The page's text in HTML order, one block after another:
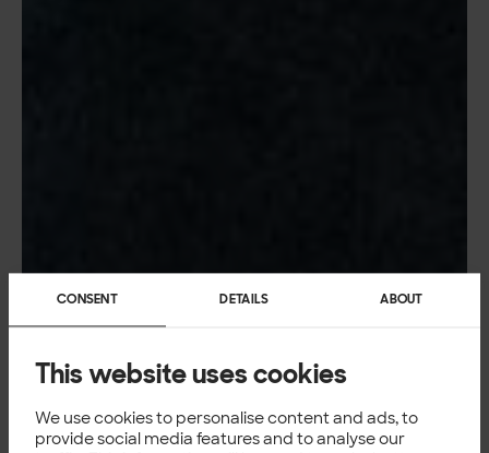
CONSENT DETAILS ABOUT
This website uses cookies
We use cookies to personalise content and ads, to
provide social media features and to analyse our